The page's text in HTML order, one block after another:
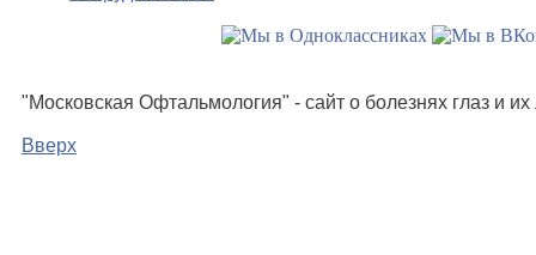
"Московская Офтальмология" - сайт о болезнях глаз и
Вверх